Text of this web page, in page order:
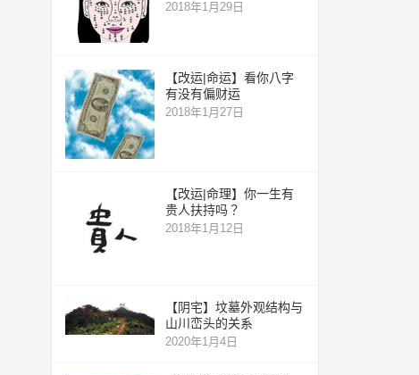
2018年1月29日
【改运|命运】看你八字
有没有偏财运
2018年1月27日
【改运|命理】你一生有
贵人扶持吗？
2018年1月12日
【阴宅】坟墓外观结构与
山川峦头的关系
2020年1月4日